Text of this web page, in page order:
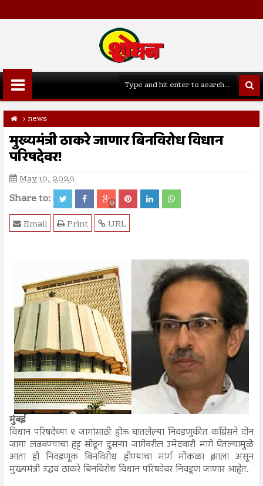
news
मुख्यमंत्री ठाकरे जाणार बिनविरोध विधान
परिषदेवर!
May 10, 2020
Share to: 0
URL
Print
Email
मुंबई
विधान परिषदेच्या ९ जागांसाठी होऊ घातलेल्या निवडणुकीत काँग्रेसने दोन
जागा लढवण्याचा हट्ट सोडून दुसऱ्या जागेवरील उमेदवारी मागे घेतल्यामुळे
आता ही निवडणूक बिनविरोध होण्याचा मार्ग मोकळा झाला असून
मुख्यमंत्री उद्धव ठाकरे बिनविरोध विधान परिषदेवर निवडूण जाणार आहेत.